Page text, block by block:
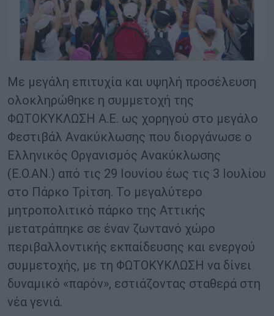
Με μεγάλη επιτυχία και υψηλή προσέλευση
ολοκληρώθηκε η συμμετοχή της
ΦΩΤΟΚΥΚΛΩΣΗ Α.Ε. ως χορηγού στο μεγάλο
Φεστιβάλ Ανακύκλωσης που διοργάνωσε ο
Ελληνικός Οργανισμός Ανακύκλωσης
(Ε.Ο.ΑΝ.) από τις 29 Ιουνίου έως τις 3 Ιουλίου
στο Πάρκο Τρίτση. Το μεγαλύτερο
μητροπολιτικό πάρκο της Αττικής
μετατράπηκε σε έναν ζωντανό χώρο
περιβαλλοντικής εκπαίδευσης και ενεργού
συμμετοχής, με τη ΦΩΤΟΚΥΚΛΩΣΗ να δίνει
δυναμικό «παρόν», εστιάζοντας σταθερά στη
νέα γενιά.